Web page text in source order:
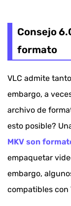
Consejo
formato
VLC admite
embargo, a
archivo de
esto posible?
MKV son
empaquetar
embargo,
compatibles con